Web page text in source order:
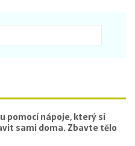
pomocí nápoje, který si
sami doma. Zbavte tělo